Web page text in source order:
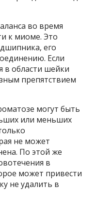
во время
к миоме. Это
его
Если
в области шейки
препятствием
могут быть
или меньших
не может
По этой же
в
может привести
не удалить в